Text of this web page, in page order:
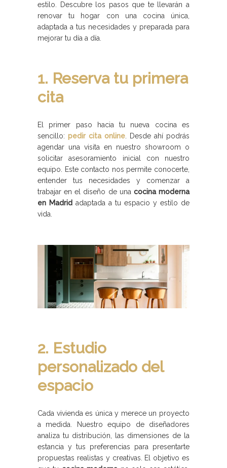
estilo. Descubre los pasos que te llevarán a
renovar tu hogar con una cocina única,
adaptada a tus necesidades y preparada para
mejorar tu día a día.
1. Reserva tu primera
cita
El primer paso hacia tu nueva cocina es
sencillo: pedir cita online . Desde ahí podrás
agendar una visita en nuestro showroom o
solicitar asesoramiento inicial con nuestro
equipo. Este contacto nos permite conocerte,
entender tus necesidades y comenzar a
trabajar en el diseño de una cocina moderna
en Madrid adaptada a tu espacio y estilo de
vida.
2. Estudio
personalizado del
espacio
Cada vivienda es única y merece un proyecto
a medida. Nuestro equipo de diseñadores
analiza tu distribución, las dimensiones de la
estancia y tus preferencias para presentarte
propuestas realistas y creativas. El objetivo es